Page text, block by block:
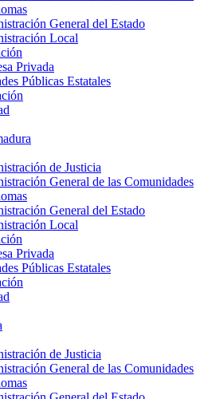
General del Estado
Local
Privada
Públicas Estatales
de Justicia
General de las Comunidades
General del Estado
Local
Privada
Públicas Estatales
de Justicia
General de las Comunidades